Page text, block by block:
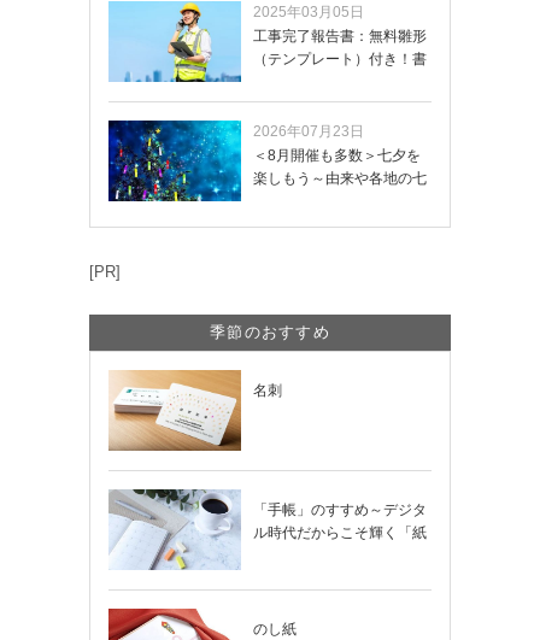
2025年03月05日
工事完了報告書：無料雛形
（テンプレート）付き！書
2026年07月23日
＜8月開催も多数＞七夕を
楽しもう～由来や各地の七
[PR]
季節のおすすめ
名刺
「手帳」のすすめ～デジタ
ル時代だからこそ輝く「紙
のし紙